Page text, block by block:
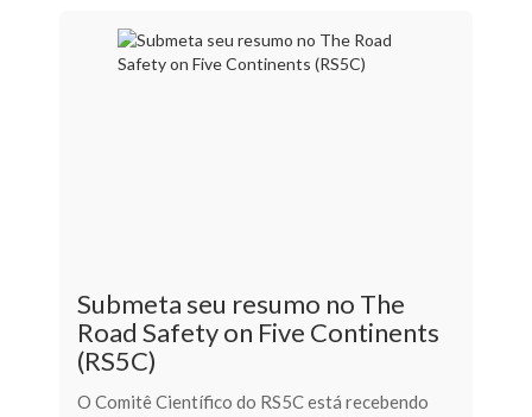
Submeta seu resumo no The
Road Safety on Five Continents
(RS5C)
O Comitê Científico do RS5C está recebendo